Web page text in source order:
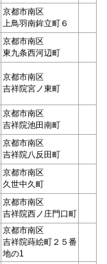
京都市南区
上鳥羽南鉾立町６
京都市南区
東九条西河辺町
京都市南区
吉祥院宮ノ東町
京都市南区
吉祥院池田南町
京都市南区
吉祥院八反田町
京都市南区
久世中久町
京都市南区
吉祥院西ノ庄門口町
京都市南区
吉祥院蒔絵町２５番
地の1